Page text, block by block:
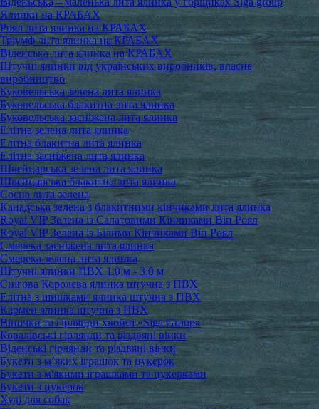
Ялинки на КРАБАХ
Роял лита ялинка на КРАБАХ
Тріумф лита ялинка на КРАБАХ
Віденська лита ялинка на КРАБАХ
Штучні ялинки від українських виробників, власне
виробництво
Буковельська зелена лита ялинка
Буковельська блакитна лита ялинка
Буковельська засніжена лита ялинка
Елітна зелена лита ялинка
Елітна блакитна лита ялинка
Елітна засніжена лита ялинка
Швейцарська зелена лита ялинка
Швейцарська блакитна лита ялинка
Сосна лита зелена
Канадська зелена з блакитними кінчиками лита ялинка
Royal VIP Зелена із Салатовими Кінчиками Віп Роял
Royal VIP Зелена із Білими Кінчиками Віп Роял
Смерека засніжена лита ялинка
Смерека зелена лита ялинка
Штучні ялинки ПВХ 1.0 м - 3.0 м
Снігова Королева ялинка штучна з ПВХ
Елітна з шишками ялинка штучна з ПВХ
Кармен ялинка штучна з ПВХ
Віночки та гірлянди хвойні «Siga Group»
Ковалівські гірлянди та різдвяні вінки
Віденські гірлянди та різдвяні вінки
Букети з м’яких іграшок та цукерок
Букети з м'якими іграшками та цукерками
Букети з цукерок
Худі для собак